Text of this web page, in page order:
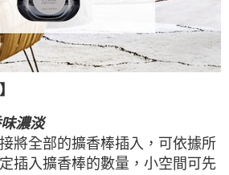
濃淡
將全部的擴香棒插入，可依據所
插入擴香棒的數量，小空間可先